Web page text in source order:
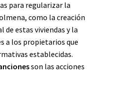
para regularizar la
como la creación
estas viviendas y la
a los propietarios que
establecidas.
son las acciones